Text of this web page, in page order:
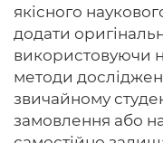
якісного
додати
використовуючи
методи
звичайному
замовлення або